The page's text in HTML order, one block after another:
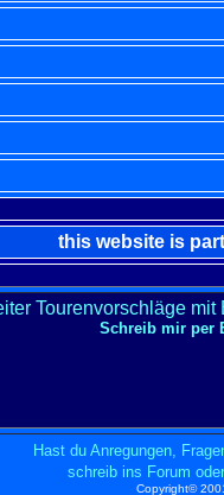
this website is
Tourenvorschläge
Schreib mir per
Hast du Anregungen,
schreib ins Forum
Copyright©